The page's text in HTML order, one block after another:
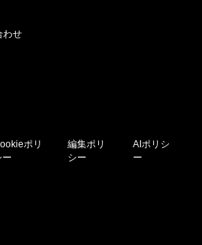
わせ
ポリ
ー
編集ポリ
シー
AIポリシ
ー